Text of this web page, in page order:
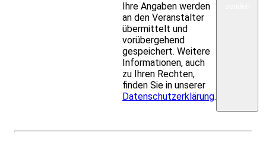
Ihre Angaben werden
an den Veranstalter
übermittelt und
vorübergehend
gespeichert. Weitere
Informationen, auch
zu Ihren Rechten,
finden Sie in unserer
Datenschutzerklärung.